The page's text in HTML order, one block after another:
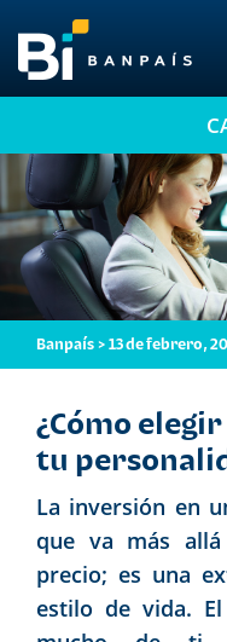
¡No te pierdas
Suscríbete a nuestro
electrónico, las noticias
Banpaís > 13 de febrero,
¿Cómo
tu
La inversión en
que va más
precio; es una
estilo de vida.